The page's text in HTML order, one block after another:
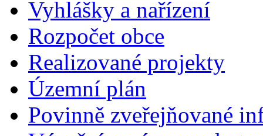
Vyhlášky a nařízení
Rozpočet obce
Realizované projekty
Územní plán
Povinně zveřejňované